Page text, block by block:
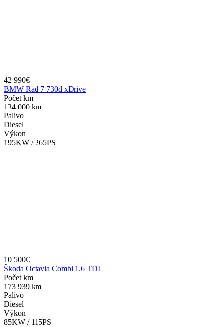
42 990€
BMW Rad 7 730d xDrive
Počet km
134 000 km
Palivo
Diesel
Výkon
195KW / 265PS
10 500€
Škoda Octavia Combi 1.6 TDI
Počet km
173 939 km
Palivo
Diesel
Výkon
85KW / 115PS